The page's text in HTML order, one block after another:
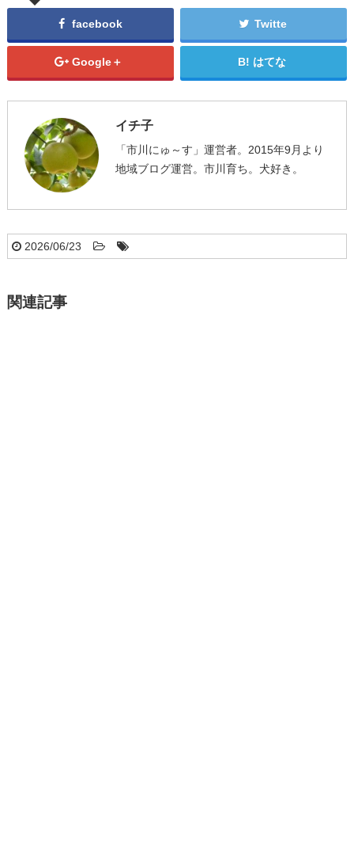
facebook Twitte
Google＋ はてな
イチ子
「市川にゅ～す」運営者。2015年9月より
地域ブログ運営。市川育ち。犬好き。
2026/06/23
関連記事